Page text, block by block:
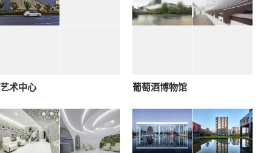
艺术中心 葡萄酒博物馆